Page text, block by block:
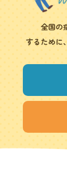
全国の
するために